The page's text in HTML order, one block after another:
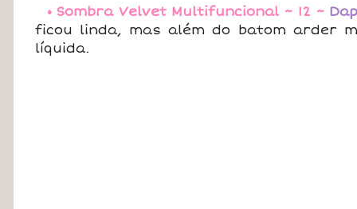
• Sombra Velvet Multifuncional ~ 12 ~
ficou linda, mas além do batom arder
líquida.